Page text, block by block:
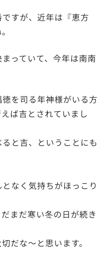
すが、近年は『恵方
っていて、今年は南南
を司る年神様がいる方
ば吉とされていまし
と吉、ということにも
なく気持ちがほっこり
まだ寒い冬の日が続き
だな～と思います。